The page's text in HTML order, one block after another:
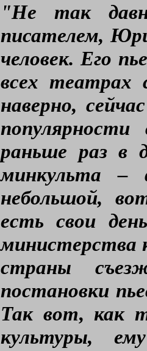
"Не так
писателем,
человек. Его
всех театрах
наверно,
раньше раз в
минкульта –
небольшой,
есть свои
министерства
страны
постановки
Так вот, как
культуры,